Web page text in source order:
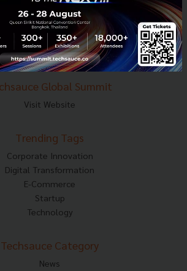
About Techsauce
Techsauce Services
Privacy Policy
ส่งบทความ
Global Summit
Visit Website
Trending Tags
Corporate Innovation
Digital Transformation
E-Commerce
Startup
Technology
Techsauce Category
News